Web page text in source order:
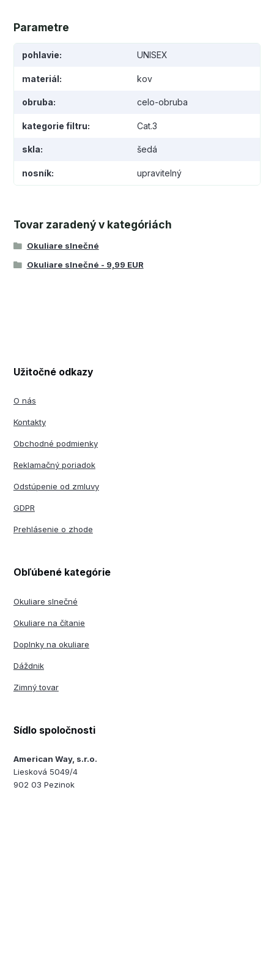
Parametre
pohlavie UNISEX
materiál kov
obruba celo-obruba
kategorie filtru Cat.3
skla šedá
nosník upravitelný
Tovar zaradený v kategóriách
Okuliare slnečné
Okuliare slnečné - 9,99 EUR
Užitočné odkazy
O nás
Kontakty
Obchodné podmienky
Reklamačný poriadok
Odstúpenie od zmluvy
GDPR
Prehlásenie o zhode
Obľúbené kategórie
Okuliare slnečné
Okuliare na čítanie
Doplnky na okuliare
Dáždnik
Zimný tovar
Sídlo spoločnosti
American Way, s.r.o.
Liesková 5049/4
902 03 Pezinok